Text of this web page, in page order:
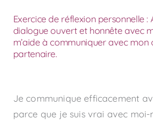
Exercice de réflexion personnelle :
dialogue ouvert et honnête avec
m’aide à communiquer avec mon
partenaire.
Je communique efficacement
parce que je suis vrai avec moi-